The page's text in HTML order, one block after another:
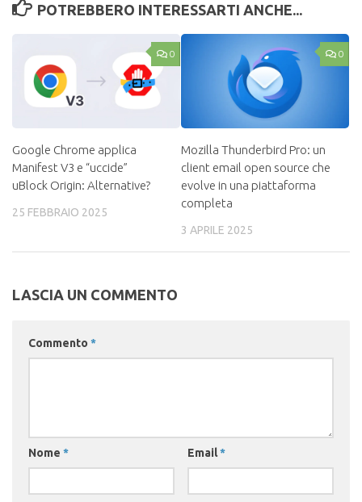
POTREBBERO INTERESSARTI ANCHE...
0
Google Chrome applica
Manifest V3 e “uccide”
uBlock Origin: Alternative?
25 FEBBRAIO 2025
0
Mozilla Thunderbird Pro: un
client email open source che
evolve in una piattaforma
completa
3 APRILE 2025
LASCIA UN COMMENTO
Commento *
Nome * Email*